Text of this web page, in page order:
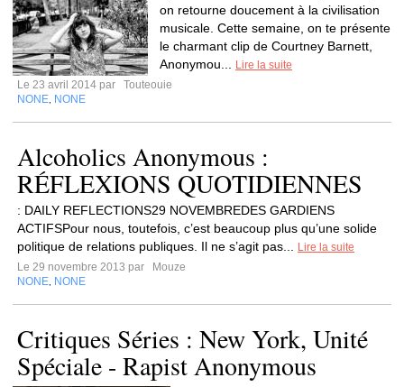
on retourne doucement à la civilisation
musicale. Cette semaine, on te présente
le charmant clip de Courtney Barnett,
Anonymou...
Lire la suite
Le 23 avril 2014 par
Touteouie
NONE NONE
Alcoholics Anonymous :
RÉFLEXIONS QUOTIDIENNES
: DAILY REFLECTIONS29 NOVEMBREDES GARDIENS
ACTIFSPour nous, toutefois, c’est beaucoup plus qu’une solide
politique de relations publiques. Il ne s’agit pas...
Lire la suite
Le 29 novembre 2013 par
Mouze
NONE NONE
Critiques Séries : New York, Unité
Spéciale - Rapist Anonymous